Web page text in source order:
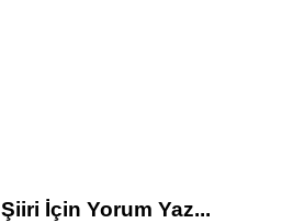
Şiiri İçin Yorum Yaz...